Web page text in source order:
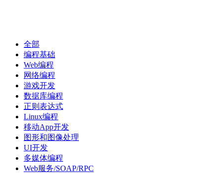
项
文
库
问
答
经
验讯
全部
编程基础
Web编程
网络编程
游戏开发
数据库编程
正则表达式
Linux编程
移动App开发
图形和图像处理
UI开发
多媒体编程
Web服务/SOAP/RPC